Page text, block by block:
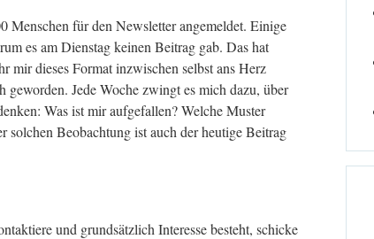
Menschen für den Newsletter angemeldet. Einige
es am Dienstag keinen Beitrag gab. Das hat
mir dieses Format inzwischen selbst ans Herz
Jede Woche zwingt es mich dazu, über
Was ist mir aufgefallen? Welche Muster
solchen Beobachtung ist auch der heutige Beitrag
und grundsätzlich Interesse besteht, schicke